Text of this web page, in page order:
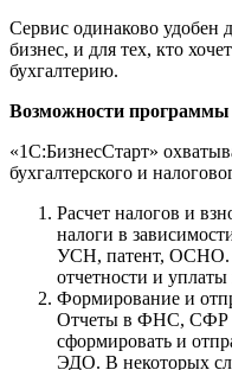
Сервис одинаково удобен
бизнес, и для тех, кто
бухгалтерию.
Возможности программы
«1С:БизнесСтарт»
бухгалтерского и
Расчет налогов и
налоги в
УСН, патент, ОСНО.
отчетности и уплаты
Формирование и
Отчеты в ФНС, СФР
сформировать и
ЭДО. В некоторых